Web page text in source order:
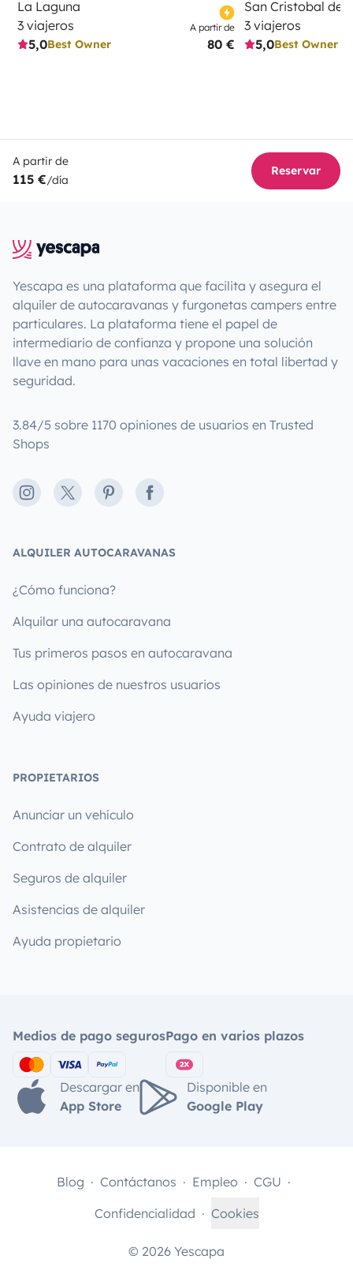
La Laguna
3 viajeros
5,0Best Owner
A partir de
80 €
San Cristobal de
3 viajeros
5,0Best Owner
A partir de
115 €/día
Reservar
Yescapa es una plataforma que facilita y asegura el
alquiler de autocaravanas y furgonetas campers entre
particulares. La plataforma tiene el papel de
intermediario de confianza y propone una solución
llave en mano para unas vacaciones en total libertad y
seguridad.
3.84/5 sobre 1170 opiniones de usuarios en Trusted
Shops
Instagram
X PinterestFacebook
ALQUILER AUTOCARAVANAS
¿Cómo funciona?
Alquilar una autocaravana
Tus primeros pasos en autocaravana
Las opiniones de nuestros usuarios
Ayuda viajero
PROPIETARIOS
Anunciar un vehículo
Contrato de alquiler
Seguros de alquiler
Asistencias de alquiler
Ayuda propietario
Medios de pago segurosPago en varios plazos
Descargar en
App Store
Disponible en
Google Play
© 2026 Yescapa
Blog Contáctanos Empleo
CGU
Confidencialidad
Cookies